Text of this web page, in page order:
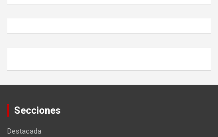
Secciones
Destacada